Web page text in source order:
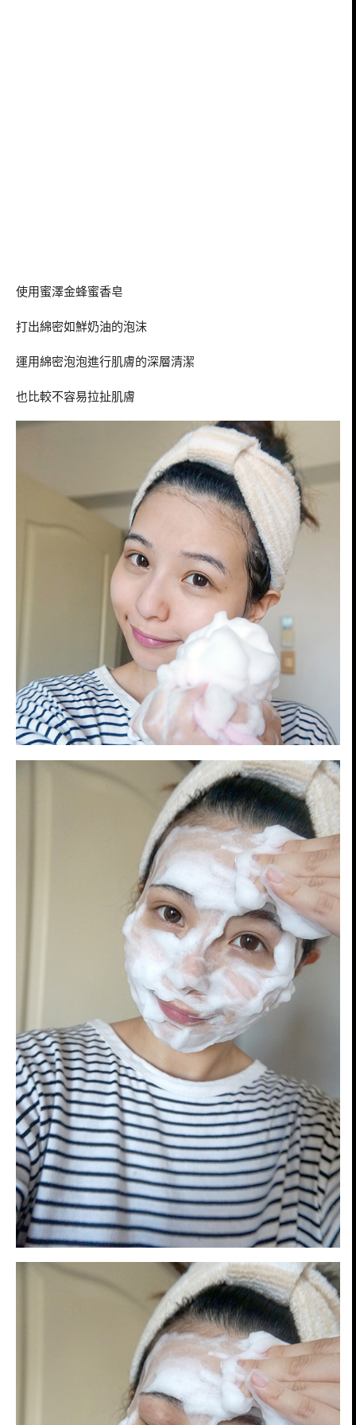
使用蜜澤金蜂蜜香皂
打出綿密如鮮奶油的泡沫
運用綿密泡泡進行肌膚的深層清潔
也比較不容易拉扯肌膚